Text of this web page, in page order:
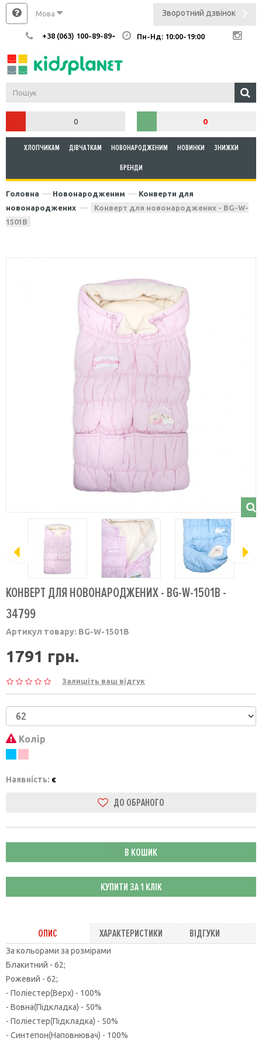
Мова Зворотний дзвінок
+38 (063) 100-89-89 Пн-Нд: 10:00-19:00
0 0
ХЛОПЧИКАМ ДІВЧАТКАМ НОВОНАРОДЖЕНИМ НОВИНКИ
ЗНИЖКИ
БРЕНДИ
Головна Новонародженим
Конверти для
новонароджених
Конверт для новонароджених - BG-W-
1501B
КОНВЕРТ ДЛЯ НОВОНАРОДЖЕНИХ - BG-W-1501B -
34799
Артикул товару: BG-W-1501B
1791 грн.
Залишіть ваш відгук
Колір
Наявність: є
В КОШИК
КУПИТИ ЗА 1 КЛIК
ОПИС ХАРАКТЕРИСТИКИ ВІДГУКИ
За кольорами за розмірами
Блакитний - 62;
Рожевий - 62;
- Поліестер(Верх) - 100%
- Вовна(Підкладка) - 50%
- Поліестер(Підкладка) - 50%
- Синтепон(Наповнювач) - 100%